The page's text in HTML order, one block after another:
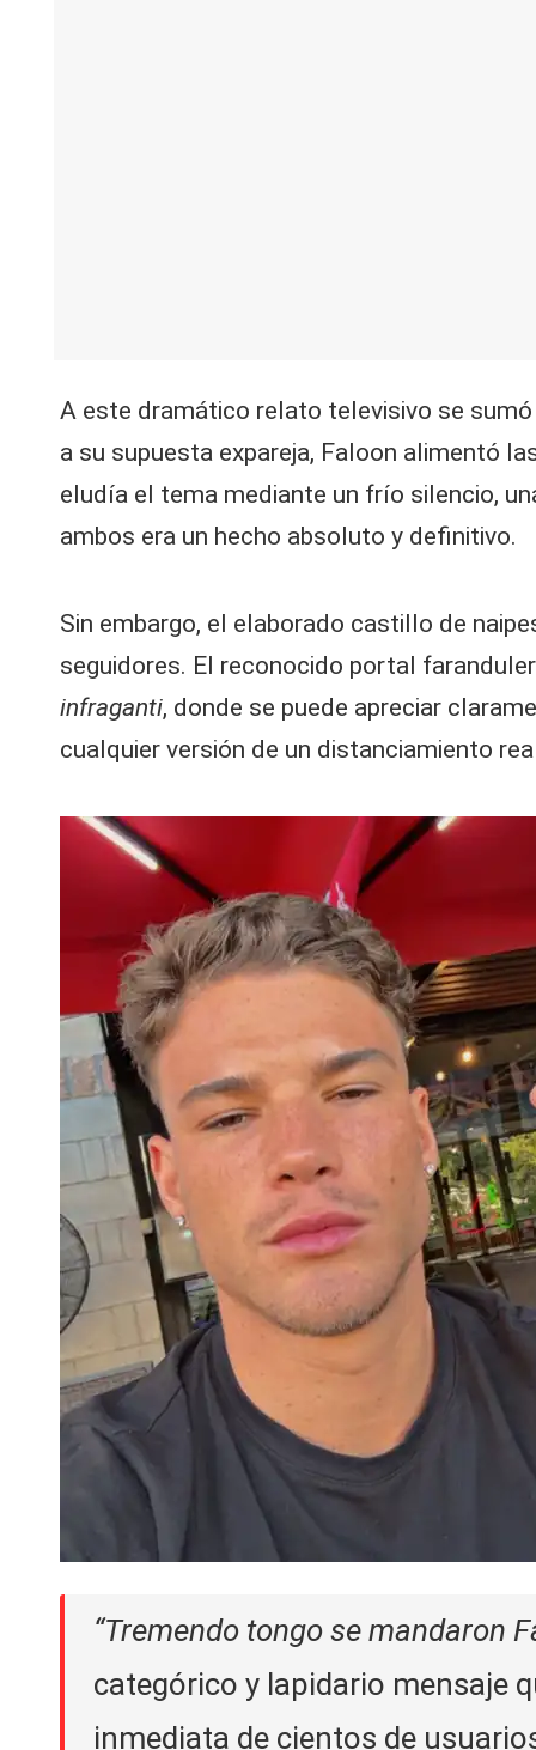
A este dramático relato televisivo se
a su supuesta expareja, Faloon alimentó
eludía el tema mediante un frío silencio,
ambos era un hecho absoluto y definitivo.
Sin embargo, el elaborado castillo de
seguidores. El reconocido portal
infraganti, donde se puede apreciar
cualquier versión de un distanciamiento
“Tremendo tongo se mandaron
categórico y lapidario mensaje
inmediata de cientos de